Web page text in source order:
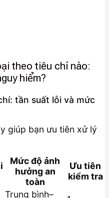
theo tiêu chí nào:
hiểm?
tần suất lỗi và mức
giúp bạn ưu tiên xử lý
Mức độ ảnh
hưởng an
toàn
Ưu tiên
kiểm tra
Trung bình–